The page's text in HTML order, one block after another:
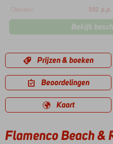
Oktober
592 p.p.
Bekijk
Prijzen & boeken
Beoordelingen
Kaart
Flamenco Beach &